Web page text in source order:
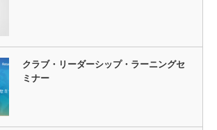
クラブ・リーダーシップ・ラーニングセ
ミナー